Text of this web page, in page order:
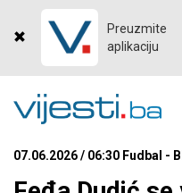
Preuzmite
aplikaciju
07.06.2026 / 06:30 Fudbal -